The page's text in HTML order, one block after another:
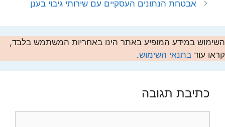
אבטחת הנתונים העסקיים עם שירותי גיבוי בענן
השימוש במידע המופיע באתר הינו באחריות המשתמש בלבד,
קראו עוד בתנאי השימוש.
כתיבת תגובה